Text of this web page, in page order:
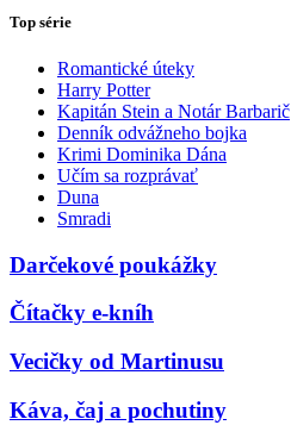
Top série
Romantické úteky
Harry Potter
Kapitán Stein a Notár Barbarič
Denník odvážneho bojka
Krimi Dominika Dána
Učím sa rozprávať
Duna
Smradi
Darčekové poukážky
Čítačky e-kníh
Vecičky od Martinusu
Káva, čaj a pochutiny